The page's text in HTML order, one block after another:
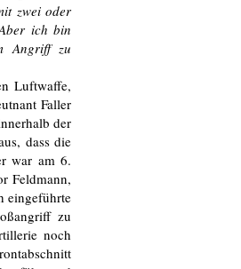
zwei oder
ich bin
Angriff zu
Luftwaffe,
Faller
der
dass die
war am 6.
Feldmann,
eingeführte
zu
noch